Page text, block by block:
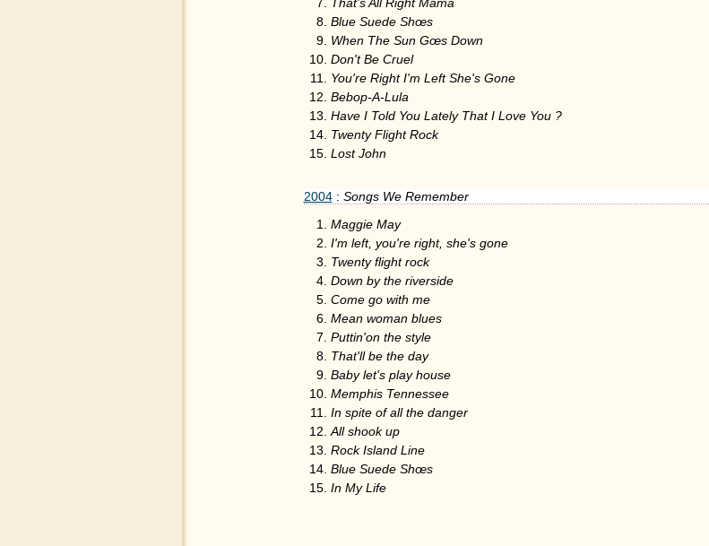
That's All Right Mama
Blue Suede Shœs
When The Sun Gœs Down
Don't Be Cruel
You're Right I'm Left She's Gone
Bebop-A-Lula
Have I Told You Lately That I Love You ?
Twenty Flight Rock
Lost John
2004: Songs We Remember
Maggie May
I'm left, you're right, she's gone
Twenty flight rock
Down by the riverside
Come go with me
Mean woman blues
Puttin'on the style
That'll be the day
Baby let's play house
Memphis Tennessee
In spite of all the danger
All shook up
Rock Island Line
Blue Suede Shœs
In My Life